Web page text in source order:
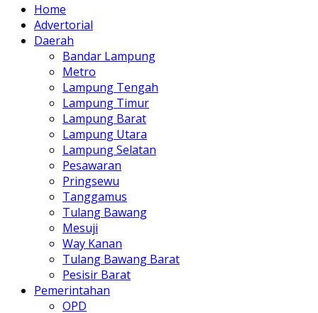
Home
Advertorial
Daerah
Bandar Lampung
Metro
Lampung Tengah
Lampung Timur
Lampung Barat
Lampung Utara
Lampung Selatan
Pesawaran
Pringsewu
Tanggamus
Tulang Bawang
Mesuji
Way Kanan
Tulang Bawang Barat
Pesisir Barat
Pemerintahan
OPD